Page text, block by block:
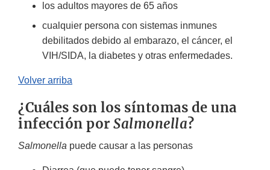
los adultos mayores de 65 años
cualquier persona con sistemas inmunes
debilitados debido al embarazo, el cáncer, el
VIH/SIDA, la diabetes y otras enfermedades.
Volver arriba
¿Cuáles son los síntomas de una
infección por Salmonella?
Salmonella puede causar a las personas